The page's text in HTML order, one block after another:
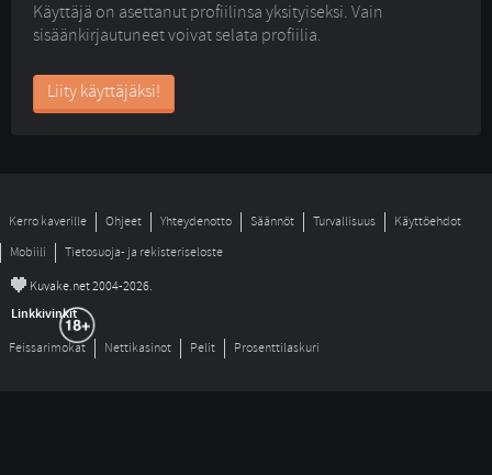
Käyttäjä on asettanut profiilinsa yksityiseksi. Vain
sisäänkirjautuneet voivat selata profiilia.
Liity käyttäjäksi!
Kerro kaverille Ohjeet Yhteydenotto Säännöt Turvallisuus
Käyttöehdot
Mobiili
Tietosuoja- ja rekisteriseloste
© Kuvake.net 2004-2026.
Linkkivinkit
Feissarimokat Nettikasinot Pelit Prosenttilaskuri